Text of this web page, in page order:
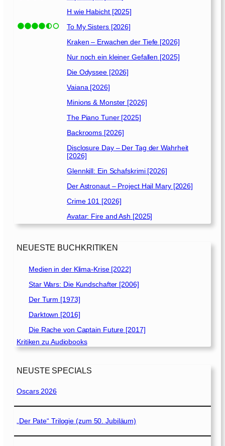
]
H wie Habicht [2025]
To My Sisters [2026]
Kraken – Erwachen der Tiefe [2026]
Nur noch ein kleiner Gefallen [2025]
Die Odyssee [2026]
Vaiana [2026]
Minions & Monster [2026]
The Piano Tuner [2025]
Backrooms [2026]
Disclosure Day – Der Tag der Wahrheit
[2026]
Glennkill: Ein Schafskrimi [2026]
Der Astronaut – Project Hail Mary [2026]
Crime 101 [2026]
Avatar: Fire and Ash [2025]
NEUESTE BUCHKRITIKEN
Medien in der Klima-Krise [2022]
Star Wars: Die Kundschafter [2006]
Der Turm [1973]
Darktown [2016]
Die Rache von Captain Future [2017]
Kritiken zu Audiobooks
NEUSTE SPECIALS
Oscars 2026
„Der Pate“ Trilogie (zum 50. Jubiläum)